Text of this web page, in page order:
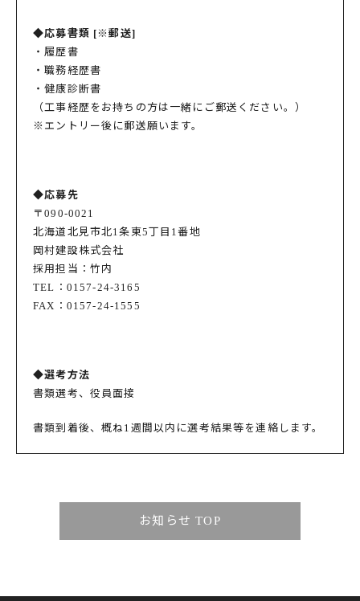
◆応募書類 [※郵送]
・履歴書
・職務経歴書
・健康診断書
（工事経歴をお持ちの方は一緒にご郵送ください。）
※エントリー後に郵送願います。
◆応募先
〒090-0021
北海道北見市北1条東5丁目1番地
岡村建設株式会社
採用担当：竹内
TEL：0157-24-3165
FAX：0157-24-1555
◆選考方法
書類選考、役員面接
書類到着後、概ね1週間以内に選考結果等を連絡します。
お知らせ TOP